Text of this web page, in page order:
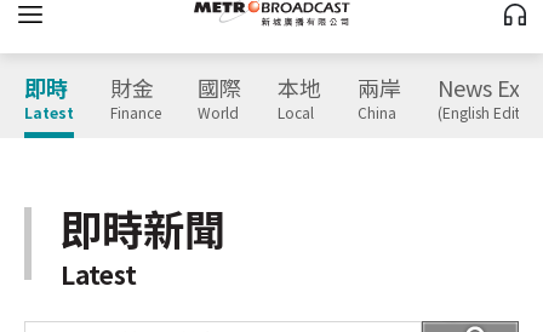
即時
Latest
財金
Finance
國際
World
本地
Local
兩岸
China
News
(English
即時新聞
Latest